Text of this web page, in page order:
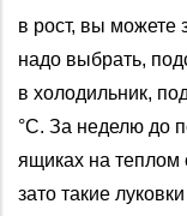
в рост, вы можете
надо выбрать,
в холодильник,
°С. За неделю до
ящиках на теплом
зато такие